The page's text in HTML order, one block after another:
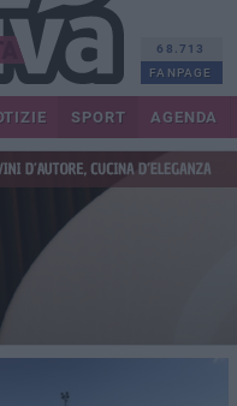
68.713
FANPAGE
SPORT AGENDA